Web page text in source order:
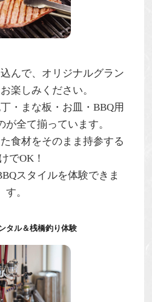
んで、 オリジナルグラン
楽しみください。
・まな板・お皿・BBQ用
全て揃っています。
食材をそのまま持参する
でOK！
スタイルを体験できま
す。
タル＆桟橋釣り体験